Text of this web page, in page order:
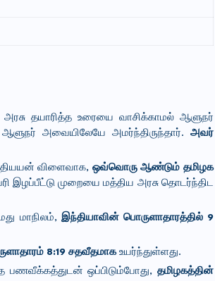
தயாரித்த உரையை வாசிக்காமல் ஆளுநர்
ஆளுநர் அவையிலேயே அமர்ந்திருந்தார். அவர்
விளைவாக, ஒவ்வொரு ஆண்டும்‌ தமிழக
இழப்பீட்டு முறையை மத்திய அரசு தொடர்ந்திட
மாநிலம்‌, இந்தியாவின்‌ பொருளாதாரத்தில்‌ 9
8:19 சதவீதமாகஉயர்ந்துள்ளது.
ஒப்பிடும்போது, தமிழகத்தின்‌